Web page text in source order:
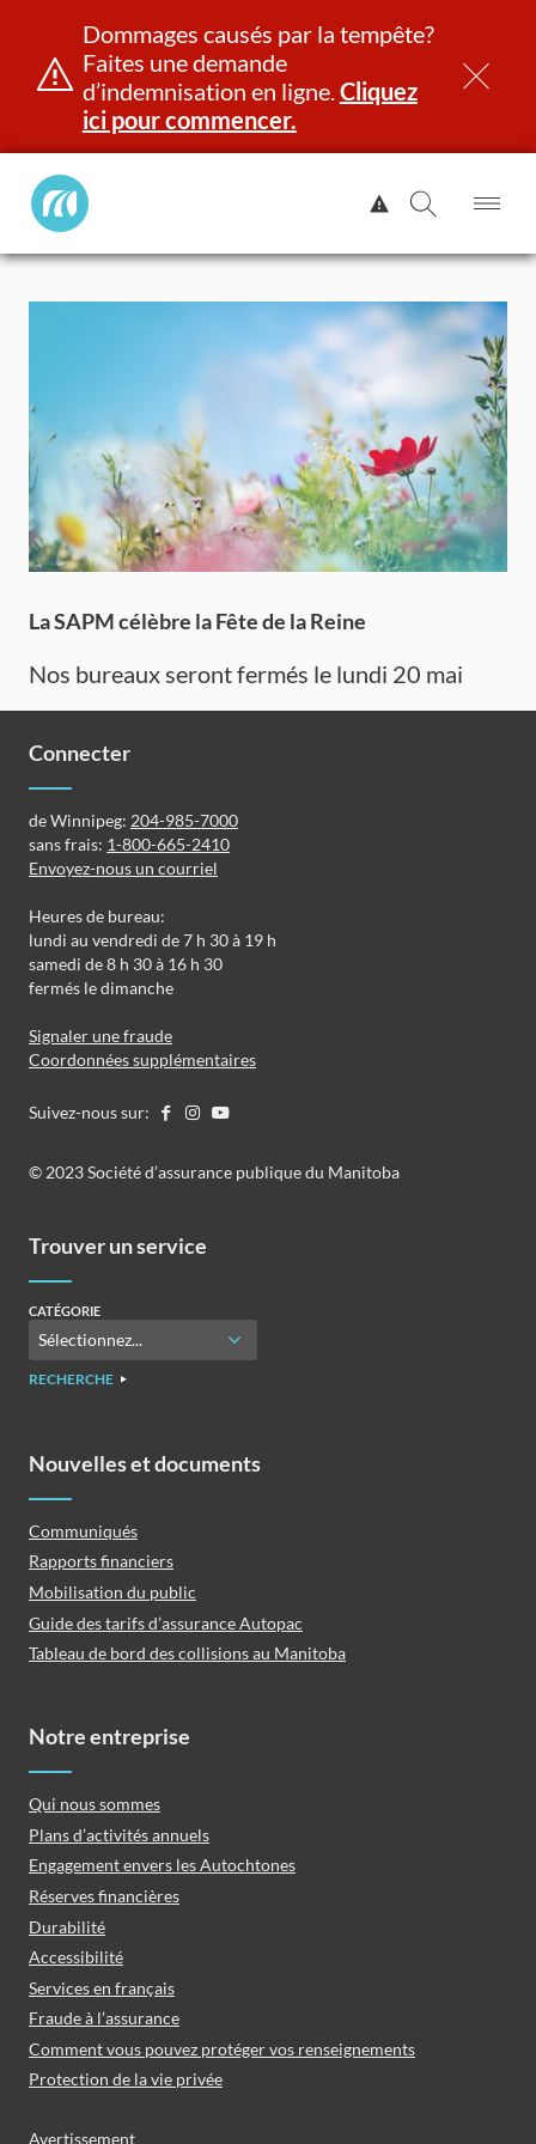
Aller
Dommages causés par la tempête?
Faites une demande
d’indemnisation en ligne.Cliquez
ici pour commencer.
Manitoba
Public
Afficher
l'alerte.
la
le
Assurance Indemnisation
La SAPM célèbre la Fête de la Reine
Nos bureaux seront fermés le lundi 20 mai
Connecter
de Winnipeg: 204-985-7000
sans frais: 1-800-665-2410
Envoyez-nous un courriel
Heures de bureau:
lundi au vendredi de 7 h 30 à 19 h
samedi de 8 h 30 à 16 h 30
fermés le dimanche
Signaler une fraude
Coordonnées supplémentaires
Suivez-nous sur:
©️️ 2023 Société d’assurance publique du Manitoba
Trouver un service
CATÉGORIE
RECHERCHE
Nouvelles et documents
Communiqués
Rapports financiers
Mobilisation du public
Guide des tarifs d’assurance Autopac
Tableau de bord des collisions au Manitoba
Notre entreprise
Qui nous sommes
Plans d’activités annuels
Engagement envers les Autochtones
Réserves financières
Durabilité
Accessibilité
Services en français
Fraude à l’assurance
Comment vous pouvez protéger vos renseignements
Protection de la vie privée
Avertissement